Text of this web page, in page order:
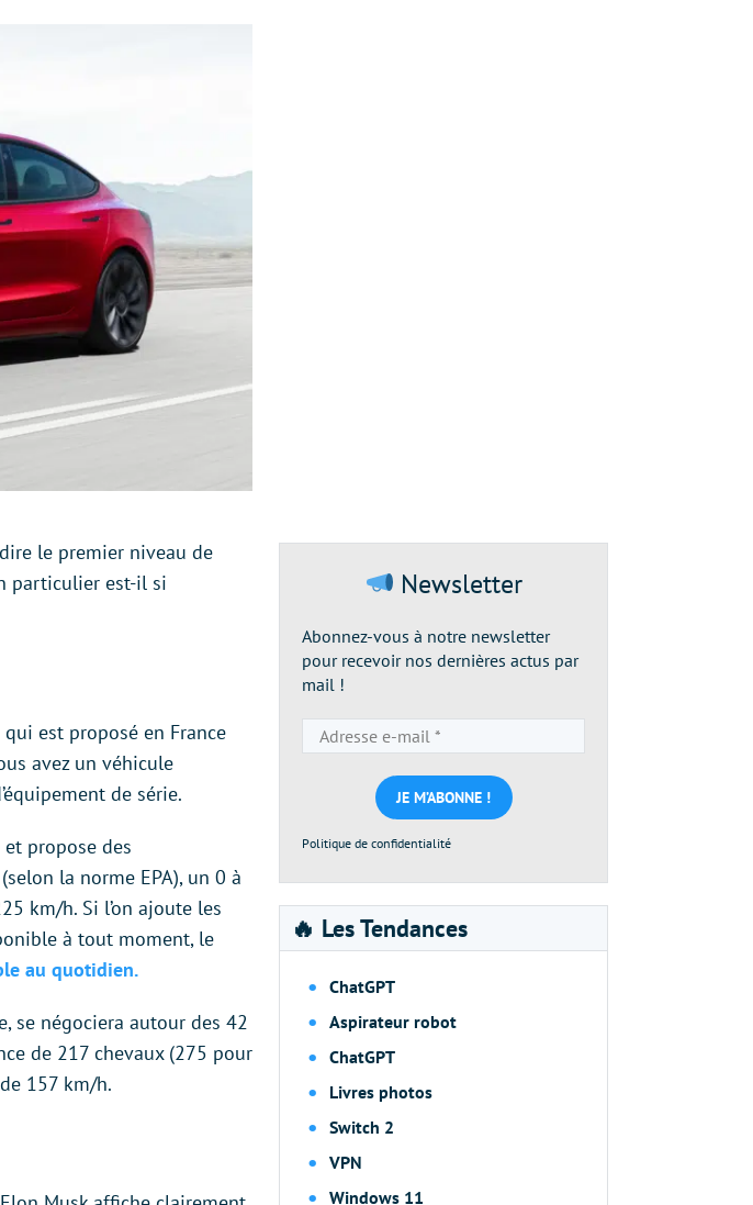
dire le premier niveau de
particulier est-il si
qui est proposé en France
avez un véhicule
de série.
propose des
la norme EPA), un 0 à
km/h. Si l’on ajoute les
à tout moment, le
au quotidien.
se négociera autour des 42
de 217 chevaux (275 pour
157 km/h.
Newsletter
Abonnez-vous à notre newsletter
pour recevoir nos dernières actus par
mail !
e-
mail
*
Politique de confidentialité
🔥 Les Tendances
ChatGPT
Aspirateur robot
ChatGPT
Livres photos
Switch 2
VPN
Windows 11